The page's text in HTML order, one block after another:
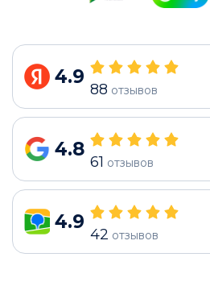
4.9
88 отзывов
4.8
61 отзывов
4.9
42 отзывов